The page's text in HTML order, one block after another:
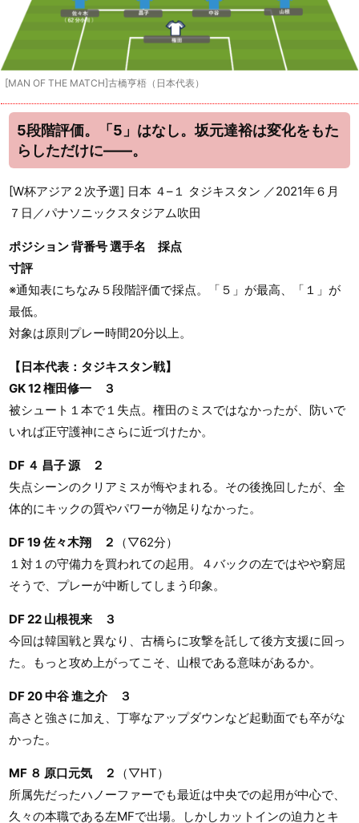
[MAN OF THE MATCH]古橋亨梧（日本代表）
5段階評価。「5」はなし。坂元達裕は変化をもた
らしただけに――。
[W杯アジア２次予選] 日本 ４–１ タジキスタン ／2021年６月
７日／パナソニックスタジアム吹田
ポジション 背番号 選手名 採点
寸評
※通知表にちなみ５段階評価で採点。「５」が最高、「１」が
最低。
対象は原則プレー時間20分以上。
【日本代表：タジキスタン戦】
GK 12 権田修一 ３
被シュート１本で１失点。権田のミスではなかったが、防いで
いれば正守護神にさらに近づけたか。
DF ４ 昌子 源 ２
失点シーンのクリアミスが悔やまれる。その後挽回したが、全
体的にキックの質やパワーが物足りなかった。
DF 19 佐々木翔 ２
（▽62分）
１対１の守備力を買われての起用。４バックの左ではやや窮屈
そうで、プレーが中断してしまう印象。
DF 22 山根視来 ３
今回は韓国戦と異なり、古橋らに攻撃を託して後方支援に回っ
た。もっと攻め上がってこそ、山根である意味があるか。
DF 20 中谷 進之介 ３
高さと強さに加え、丁寧なアップダウンなど起動面でも卒がな
かった。
MF ８ 原口元気 ２
（▽HT）
所属先だったハノーファーでも最近は中央での起用が中心で、
久々の本職である左MFで出場。しかしカットインの迫力とキ